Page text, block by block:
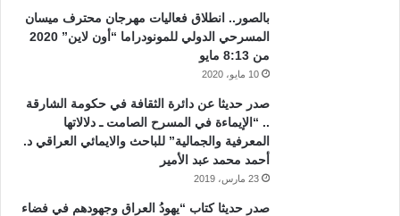
بالصور.. انطلاق فعاليات مهرجان محترف ميسان
المسرحي الدولي للمونودراما “أون لاين” 2020
من 8:13 مايو
10 مايو، 2020
صدر حديثا عن دائرة الثقافة في حكومة الشارقة
.. “الإيماءة في المسرح الصامت ـ دلالاتها
المعرفية والجمالية” للباحث والايمائي العراقي د.
أحمد محمد عبد الأمير
23 مارس، 2019
صدر حديثا كتاب “يهودُ العراق وجهودهم في فضاء